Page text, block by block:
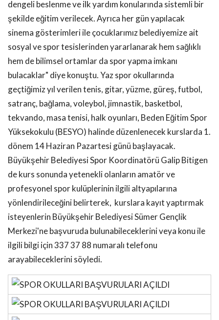
dengeli beslenme ve ilk yardım konularında sistemli bir
şekilde eğitim verilecek. Ayrıca her gün yapılacak
sinema gösterimleri ile çocuklarımız belediyemize ait
sosyal ve spor tesislerinden yararlanarak hem sağlıklı
hem de bilimsel ortamlar da spor yapma imkanı
bulacaklar" diye konuştu. Yaz spor okullarında
geçtiğimiz yıl verilen tenis, gitar, yüzme, güreş, futbol,
satranç, bağlama, voleybol, jimnastik, basketbol,
tekvando, masa tenisi, halk oyunları, Beden Eğitim Spor
Yüksekokulu (BESYO) halinde düzenlenecek kurslarda 1.
dönem 14 Haziran Pazartesi günü başlayacak.
Büyükşehir Belediyesi Spor Koordinatörü Galip Bitigen
de kurs sonunda yetenekli olanların amatör ve
profesyonel spor kulüplerinin ilgili altyapılarına
yönlendirileceğini belirterek, kurslara kayıt yaptırmak
isteyenlerin Büyükşehir Belediyesi Sümer Gençlik
Merkezi'ne başvuruda bulunabileceklerini veya konu ile
ilgili bilgi için 337 37 88 numaralı telefonu
arayabileceklerini söyledi.